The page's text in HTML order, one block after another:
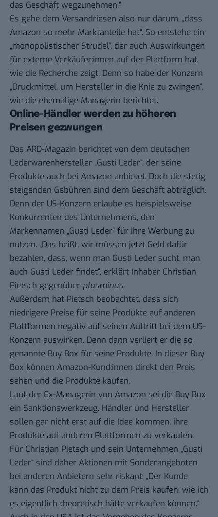
das Geschäft wegzunehmen.“
Es gehe dem Versandriesen also nur darum, „dass
Amazon so mehr Marktanteile hat“. So entstehe ein
„monopolistischer Strudel“, der auch Auswirkungen
für externe Verkäufer:innen auf der Plattform hat,
wie die Recherche zeigt. Denn so habe der Konzern
„Druckmittel, um Hersteller in die Knie zu zwingen“,
wie die ehemalige Managerin berichtet.
Online-Händler werden zu höheren
Preisen gezwungen
Das ARD-Magazin berichtet von dem deutschen
Lederwarenhersteller „Gusti Leder“, der seine
Produkte auch bei Amazon anbietet. Doch die stetig
steigenden Gebühren sind dem Geschäft abträglich.
Denn der US-Konzern erlaube es beispielsweise
Konkurrenten des Unternehmens, den
Markennamen „Gusti Leder“ für ihre Werbung zu
nutzen. „Das heißt, wir müssen jetzt Geld dafür
bezahlen, dass, wenn man Gusti Leder sucht, man
auch Gusti Leder findet“, erklärt Inhaber Christian
Pietsch gegenüber plusminus.
Außerdem hat Pietsch beobachtet, dass sich
niedrigere Preise für seine Produkte auf anderen
Plattformen negativ auf seinen Auftritt bei dem US-
Konzern auswirken. Denn dann verliert er die so
genannte Buy Box für seine Produkte. In dieser Buy
Box können Amazon-Kund:innen direkt den Preis
sehen und die Produkte kaufen.
Laut der Ex-Managerin von Amazon sei die Buy Box
ein Sanktionswerkzeug. Händler und Hersteller
sollen gar nicht erst auf die Idee kommen, ihre
Produkte auf anderen Plattformen zu verkaufen.
Für Christian Pietsch und sein Unternehmen „Gusti
Leder“ sind daher Aktionen mit Sonderangeboten
bei anderen Anbietern sehr riskant: „Der Kunde
kann das Produkt nicht zu dem Preis kaufen, wie ich
es eigentlich theoretisch hätte verkaufen können.“